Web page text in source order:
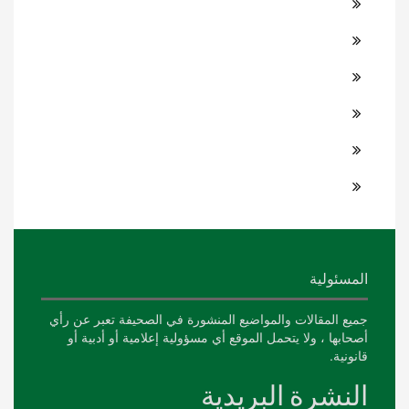
المسئولية
جميع المقالات والمواضيع المنشورة في الصحيفة تعبر عن رأي
أصحابها ، ولا يتحمل الموقع أي مسؤولية إعلامية أو أدبية أو
قانونية.
النشرة البريدية